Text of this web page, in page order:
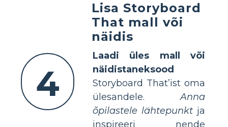
4
Lisa Storyboard
That mall või
näidis
Laadi üles mall või
näidistaneksood
Storyboard That’ist oma
ülesandele.Anna
õpilastele lähtepunkt ja
inspireeri nende